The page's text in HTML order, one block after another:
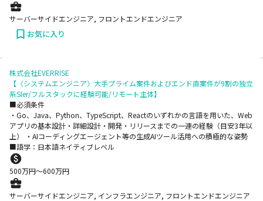
サーバーサイドエンジニア, フロントエンドエンジニア
お気に入り
株式会社EVERRISE
【〈システムエンジニア〉大手プライム案件およびエンド直案件が9割の独立
系SIer/フルスタックに経験可能/リモート主体】
■必須条件
・Go、Java、Python、TypeScript、Reactのいずれかの言語を用いた、Web
アプリの基本設計・詳細設計・開発・リリースまでの一連の経験（目安3年以
上） ・AIコーディングエージェント等の生成AIツール活用への積極的な姿勢
■語学：日本語ネイティブレベル
500万円〜600万円
サーバーサイドエンジニア, インフラエンジニア, フロントエンドエンジニア